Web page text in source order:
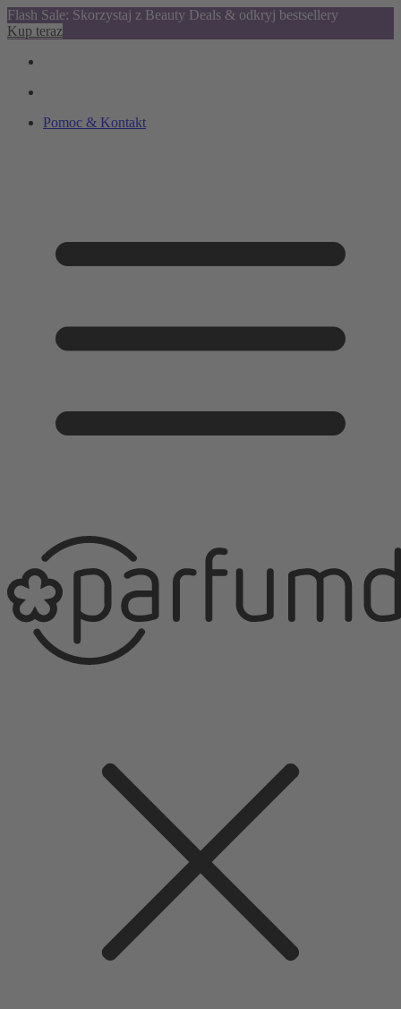
Flash Sale: Skorzystaj z Beauty Deals & odkryj bestsellery
Kup teraz
Pomoc & Kontakt